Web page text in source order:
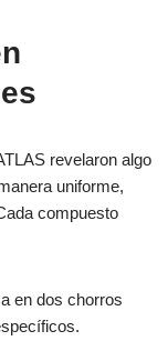
revelaron algo
uniforme,
compuesto
en dos chorros